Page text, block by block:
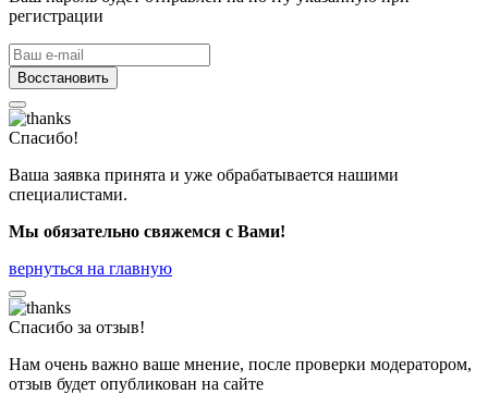
регистрации
Восстановить
Спасибо!
Ваша заявка принята и уже обрабатывается нашими
специалистами.
Мы обязательно свяжемся с Вами!
вернуться на главную
Спасибо за отзыв!
Нам очень важно ваше мнение, после проверки модератором,
отзыв будет опубликован на сайте